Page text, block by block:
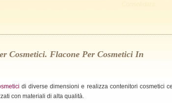
Cosmetici. Flacone Per Cosmetici In
di diverse dimensioni e realizza contenitori cosmetici
con materiali di alta qualità.